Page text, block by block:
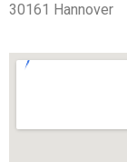
30161 Hannover